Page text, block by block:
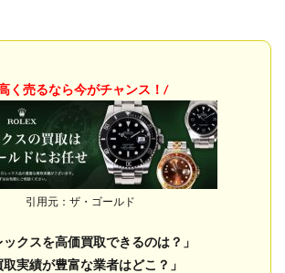
く売るなら今がチャンス！ /
引用元：ザ・ゴールド
ックスを高価買取できるのは？」
取実績が豊富な業者はどこ？」